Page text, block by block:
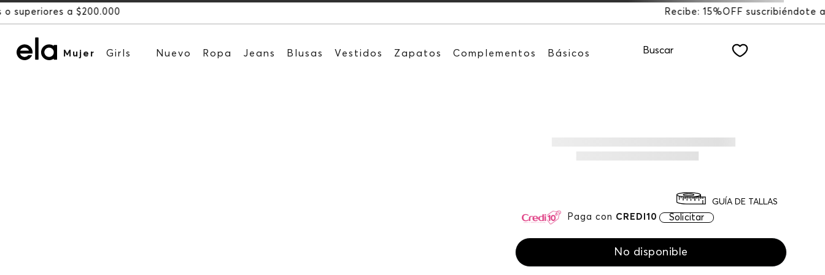
Recibe: 15%OFF suscribiéndote a nuestro NEWSLETTER
Mujer Girls Nuevo Ropa Jeans Blusas Vestidos Zapatos Complementos Básicos Buscar
Paga con CREDI10 Solicitar
GUÍA DE TALLAS
No disponible